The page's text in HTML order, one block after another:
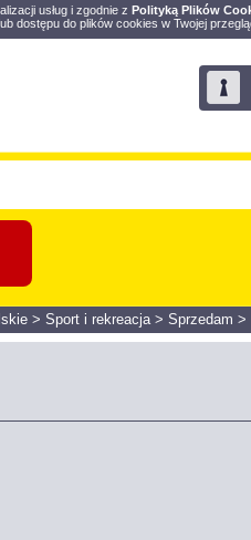
usług i zgodnie z Polityką Plików
dostępu do plików cookies w Twojej
> Sport i rekreacja> Sprzedam >